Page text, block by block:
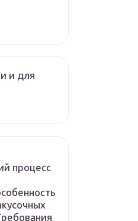
и для
процесс